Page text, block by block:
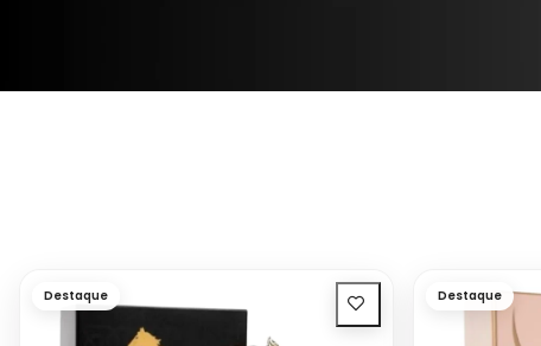
Destaque Destaque